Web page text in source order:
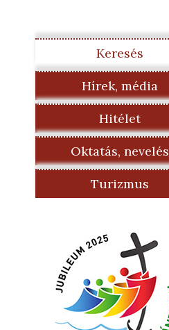
Keresés
Hírek, média
Hitélet
Oktatás, nevelés
Turizmus